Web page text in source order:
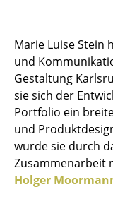
Schreibtische
Sekretäre &
Stehtische &
Kindertische
Gartentische
Marie Luise Stein
und
Gestaltung
sie sich der
Portfolio ein
und
wurde sie durch
Zusammenarbeit
Holger